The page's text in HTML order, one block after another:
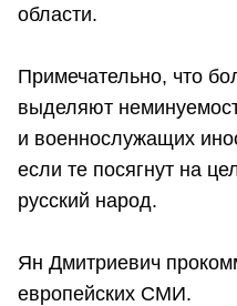
области.
Примечательно, что
выделяют
и военнослужащих
если те посягнут на
русский народ.
Ян Дмитриевич
европейских СМИ.